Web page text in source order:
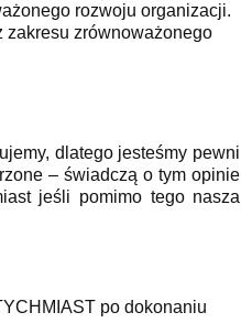
rozwoju organizacji.
zakresu zrównoważonego
dlatego jesteśmy pewni
– świadczą o tym opinie
jeśli pomimo tego nasza
po dokonaniu